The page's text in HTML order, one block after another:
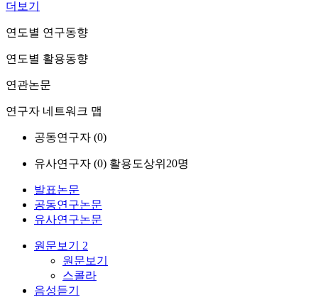
더보기
연도별 연구동향
연도별 활용동향
연관논문
연구자 네트워크 맵
공동연구자 (0)
유사연구자 (0) 활용도상위20명
발표논문
공동연구논문
유사연구논문
원문보기 2
원문보기
스콜라
음성듣기